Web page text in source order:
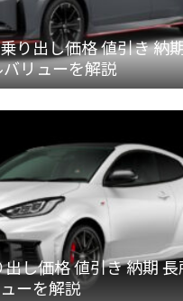
り出し価格 値引き 納
リューを解説
出し価格 値引き 納期
ーを解説